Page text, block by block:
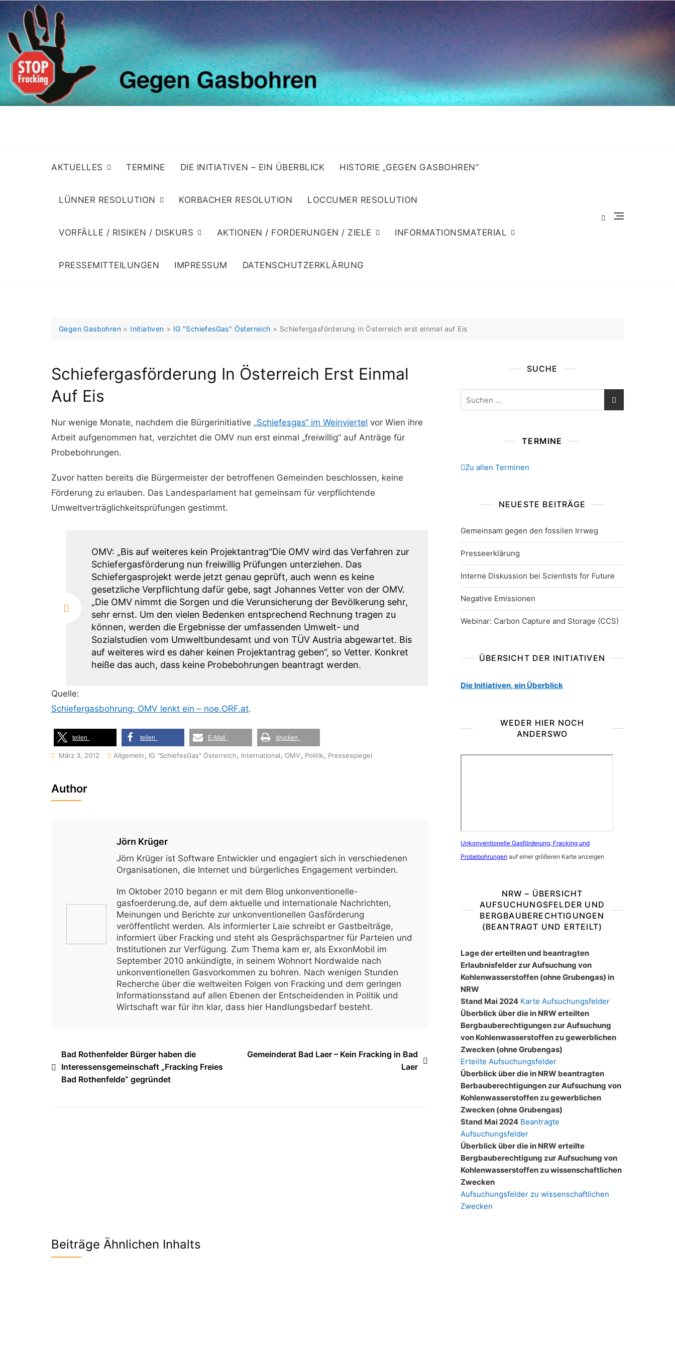
content
AKTUELLES TERMINE DIE INITIATIVEN – EIN ÜBERBLICK HISTORIE „GEGEN GASBOHREN“
LÜNNER RESOLUTION KORBACHER RESOLUTION LOCCUMER RESOLUTION
VORFÄLLE / RISIKEN / DISKURS AKTIONEN / FORDERUNGEN / ZIELE INFORMATIONSMATERIAL
PRESSEMITTEILUNGEN IMPRESSUM DATENSCHUTZERKLÄRUNG
Gegen Gasbohren > Initiativen > IG "SchiefesGas" Österreich > Schiefergasförderung in Österreich erst einmal auf Eis
Schiefergasförderung In Österreich Erst Einmal
Auf Eis
Nur wenige Monate, nachdem die Bürgerinitiative „Schiefesgas“ im Weinviertel vor Wien ihre
Arbeit aufgenommen hat, verzichtet die OMV nun erst einmal „freiwillig“ auf Anträge für
Probebohrungen.
Zuvor hatten bereits die Bürgermeister der betroffenen Gemeinden beschlossen, keine
Förderung zu erlauben. Das Landesparlament hat gemeinsam für verpflichtende
Umweltverträglichkeitsprüfungen gestimmt.
OMV: „Bis auf weiteres kein Projektantrag“Die OMV wird das Verfahren zur
Schiefergasförderung nun freiwillig Prüfungen unterziehen. Das
Schiefergasprojekt werde jetzt genau geprüft, auch wenn es keine
gesetzliche Verpflichtung dafür gebe, sagt Johannes Vetter von der OMV.
„Die OMV nimmt die Sorgen und die Verunsicherung der Bevölkerung sehr,
sehr ernst. Um den vielen Bedenken entsprechend Rechnung tragen zu
können, werden die Ergebnisse der umfassenden Umwelt- und
Sozialstudien vom Umweltbundesamt und von TÜV Austria abgewartet. Bis
auf weiteres wird es daher keinen Projektantrag geben“, so Vetter. Konkret
heiße das auch, dass keine Probebohrungen beantragt werden.
Quelle:
Schiefergasbohrung: OMV lenkt ein – noe.ORF.at.
teilen teilen E-Mail drucken
März 3, 2012 Allgemein, IG "SchiefesGas" Österreich, International, OMV, Politik, Pressespiegel
Author
Jörn Krüger
Jörn Krüger ist Software Entwickler und engagiert sich in verschiedenen
Organisationen, die Internet und bürgerliches Engagement verbinden.
Im Oktober 2010 begann er mit dem Blog unkonventionelle-
gasfoerderung.de, auf dem aktuelle und internationale Nachrichten,
Meinungen und Berichte zur unkonventionellen Gasförderung
veröffentlicht werden. Als informierter Laie schreibt er Gastbeiträge,
informiert über Fracking und steht als Gesprächspartner für Parteien und
Institutionen zur Verfügung. Zum Thema kam er, als ExxonMobil im
September 2010 ankündigte, in seinem Wohnort Nordwalde nach
unkonventionellen Gasvorkommen zu bohren. Nach wenigen Stunden
Recherche über die weltweiten Folgen von Fracking und dem geringen
Informationsstand auf allen Ebenen der Entscheidenden in Politik und
Wirtschaft war für ihn klar, dass hier Handlungsbedarf besteht.
Beitragsnavigation
Bad Rothenfelder Bürger haben die
Interessensgemeinschaft „Fracking Freies
Bad Rothenfelde“ gegründet
Gemeinderat Bad Laer – Kein Fracking in Bad
Laer
SUCHE
TERMINE
Zu allen Terminen
NEUESTE BEITRÄGE
Gemeinsam gegen den fossilen Irrweg
Presseerklärung
Interne Diskussion bei Scientists for Future
Negative Emissionen
Webinar: Carbon Capture and Storage (CCS)
ÜBERSICHT DER INITIATIVEN
Die Initiativen, ein Überblick
WEDER HIER NOCH
ANDERSWO
Unkonventionelle Gasförderung, Fracking und
Probebohrungen auf einer größeren Karte anzeigen
NRW – ÜBERSICHT
AUFSUCHUNGSFELDER UND
BERGBAUBERECHTIGUNGEN
(BEANTRAGT UND ERTEILT)
Lage der erteilten und beantragten
Erlaubnisfelder zur Aufsuchung von
Kohlenwasserstoffen (ohne Grubengas) in
NRW
Stand Mai 2024 Karte Aufsuchungsfelder
Überblick über die in NRW erteilten
Bergbauberechtigungen zur Aufsuchung
von Kohlenwasserstoffen zu gewerblichen
Zwecken (ohne Grubengas)
Erteilte Aufsuchungsfelder
Überblick über die in NRW beantragten
Berbauberechtigungen zur Aufsuchung von
Kohlenwasserstoffen zu gewerblichen
Zwecken (ohne Grubengas)
Stand Mai 2024 Beantragte
Aufsuchungsfelder
Überblick über die in NRW erteilte
Bergbauberechtigung zur Aufsuchung von
Kohlenwasserstoffen zu wissenschaftlichen
Zwecken
Aufsuchungsfelder zu wissenschaftlichen
Zwecken
Beiträge Ähnlichen Inhalts